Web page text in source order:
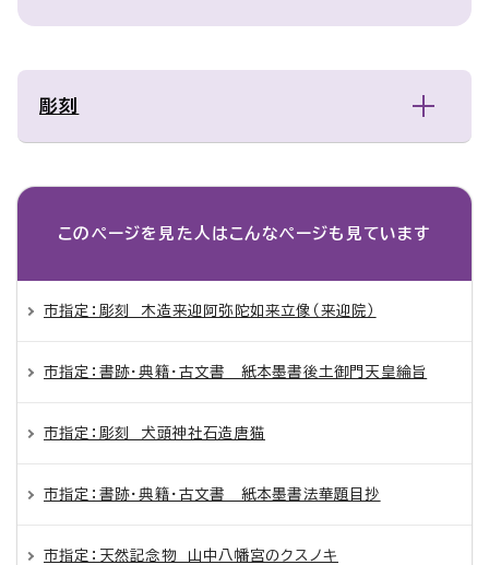
彫刻
このページを見た人は こんなページも見ています
市指定：彫刻 木造来迎阿弥陀如来立像（来迎院）
市指定：書跡・典籍・古文書 紙本墨書後土御門天皇綸旨
市指定：彫刻 犬頭神社石造唐猫
市指定：書跡・典籍・古文書 紙本墨書法華題目抄
市指定：天然記念物 山中八幡宮のクスノキ